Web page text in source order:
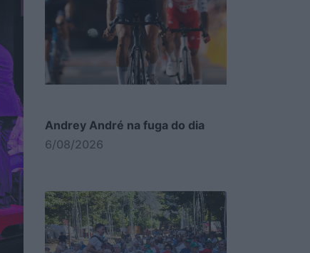
Andrey André na fuga do dia
6/08/2026